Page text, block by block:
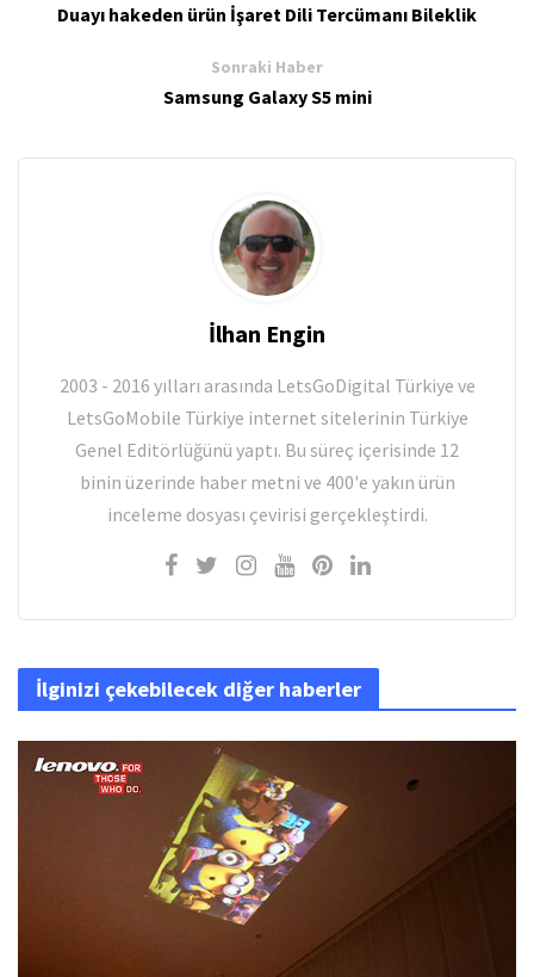
Duayı hakeden ürün İşaret Dili Tercümanı Bileklik
Sonraki Haber
Samsung Galaxy S5 mini
İlhan Engin
2003 - 2016 yılları arasında LetsGoDigital Türkiye ve
LetsGoMobile Türkiye internet sitelerinin Türkiye
Genel Editörlüğünü yaptı. Bu süreç içerisinde 12
binin üzerinde haber metni ve 400'e yakın ürün
inceleme dosyası çevirisi gerçekleştirdi.
İlginizi çekebilecek diğer haberler